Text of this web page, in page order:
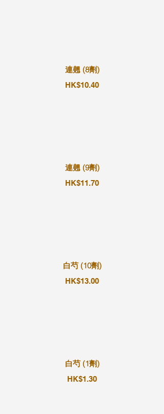
連翹 (8劑)
HK$10.40
連翹 (9劑)
HK$11.70
白芍 (10劑)
HK$13.00
白芍 (1劑)
HK$1.30